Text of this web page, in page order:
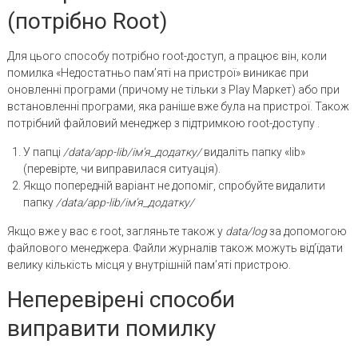
(потрібно Root)
Для цього способу потрібно root-доступ, а працює він, коли
помилка «Недостатньо пам’яті на пристрої» виникає при
оновленні програми (причому не тільки з Play Маркет) або при
встановленні програми, яка раніше вже була на пристрої. Також
потрібний файловий менеджер з підтримкою root-доступу .
У папці /data/app-lib/ім’я_додатку/видаліть папку «lib»
(перевірте, чи виправилася ситуація).
Якщо попередній варіант не допоміг, спробуйте видалити
папку /data/app-lib/ім’я_додатку/
Якщо вже у вас є root, загляньте також у data/logза допомогою
файлового менеджера. Файли журналів також можуть від’їдати
велику кількість місця у внутрішній пам’яті пристрою.
Неперевірені способи
виправити помилку